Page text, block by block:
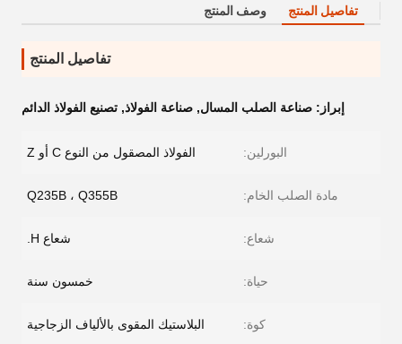
تفاصيل المنتج وصف المنتج
تفاصيل المنتج
إبراز: صناعة الصلب المسال, صناعة الفولاذ, تصنيع الفولاذ الدائم
البورلين: الفولاذ المصقول من النوع C أو Z
مادة الصلب الخام: Q235B ، Q355B
شعاع: شعاع H.
حياة: خمسون سنة
كوة: البلاستيك المقوى بالألياف الزجاجية